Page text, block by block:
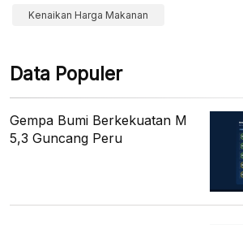
Kenaikan Harga Makanan
Data Populer
Gempa Bumi Berkekuatan M
5,3 Guncang Peru